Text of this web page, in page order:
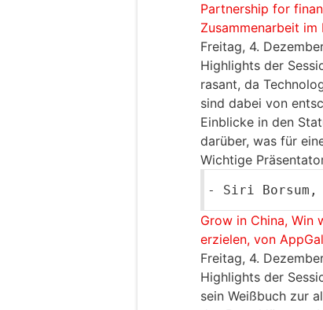
Partnership for
Zusammenarbeit im
Freitag, 4.
Highlights der
rasant, da
sind dabei von
Einblicke in den
darüber, was für
Wichtige
- Siri Borsum ,
Grow in China, Win
erzielen, von
Freitag, 4.
Highlights der
sein Weißbuch zur